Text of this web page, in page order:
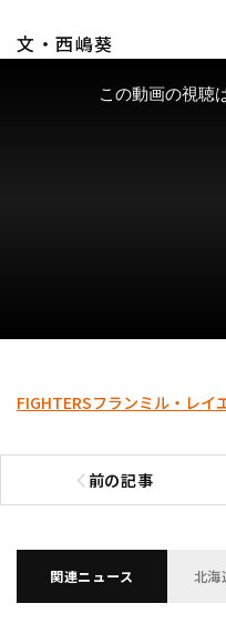
文・西嶋葵
FIGHTERSフランミル・レイ
前の記事
前の記事へ
関連ニュース 北海